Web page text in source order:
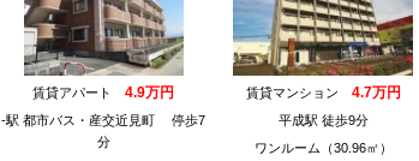
賃貸アパート 4.9万円
-駅 都市バス・産交近見町 停歩7
分
賃貸マンション 4.7万円
平成駅 徒歩9分
ワンルーム（30.96㎡）